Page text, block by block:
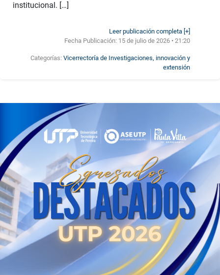
institucional. […]
Leer publicación completa [+]
Fecha Publicación: 15 de julio de 2026 • 21:20
Categorías:Vicerrectoría de Investigaciones, innovación y
extensión